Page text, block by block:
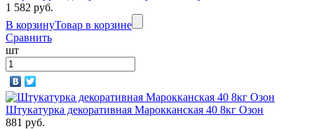
1 582 руб.
В корзинуТовар в корзине
Сравнить
шт
Штукатурка декоративная Марокканская 40 8кг Озон
881 руб.